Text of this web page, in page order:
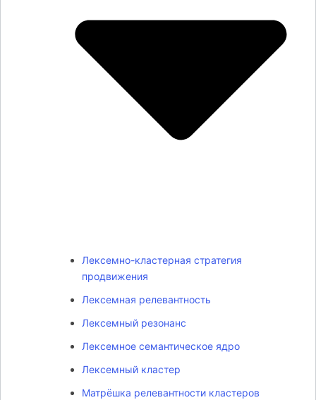
Лексемно-кластерная стратегия
продвижения
Лексемная релевантность
Лексемный резонанс
Лексемное семантическое ядро
Лексемный кластер
Матрёшка релевантности кластеров